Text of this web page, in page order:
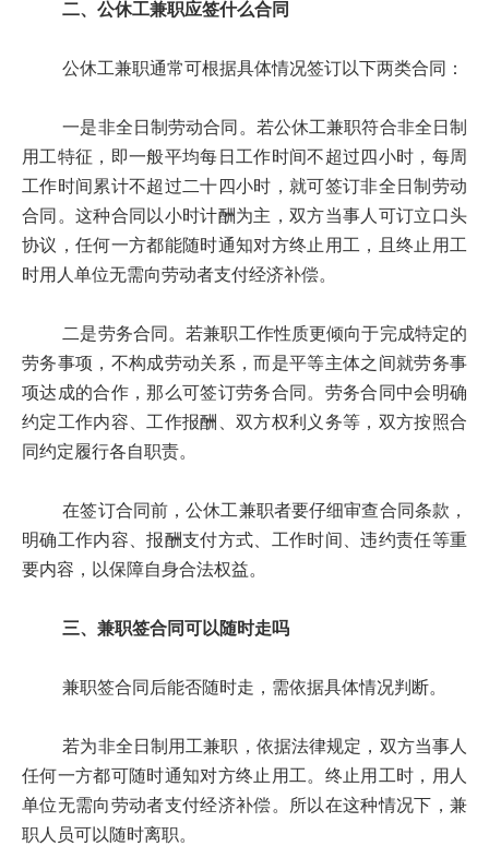
二、公休工兼职应签什么合同
公休工兼职通常可根据具体情况签订以下两类合同：
一是非全日制劳动合同。若公休工兼职符合非全日制
用工特征，即一般平均每日工作时间不超过四小时，每周
工作时间累计不超过二十四小时，就可签订非全日制劳动
合同。这种合同以小时计酬为主，双方当事人可订立口头
协议，任何一方都能随时通知对方终止用工，且终止用工
时用人单位无需向劳动者支付经济补偿。
二是劳务合同。若兼职工作性质更倾向于完成特定的
劳务事项，不构成劳动关系，而是平等主体之间就劳务事
项达成的合作，那么可签订劳务合同。劳务合同中会明确
约定工作内容、工作报酬、双方权利义务等，双方按照合
同约定履行各自职责。
在签订合同前，公休工兼职者要仔细审查合同条款，
明确工作内容、报酬支付方式、工作时间、违约责任等重
要内容，以保障自身合法权益。
三、兼职签合同可以随时走吗
兼职签合同后能否随时走，需依据具体情况判断。
若为非全日制用工兼职，依据法律规定，双方当事人
任何一方都可随时通知对方终止用工。终止用工时，用人
单位无需向劳动者支付经济补偿。所以在这种情况下，兼
职人员可以随时离职。